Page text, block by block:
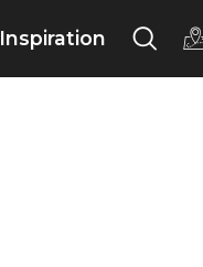
Inspiration